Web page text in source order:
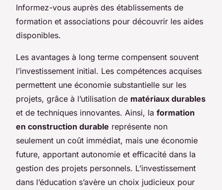
Informez-vous auprès des établissements de
formation et associations pour découvrir les aides
disponibles.
Les avantages à long terme compensent souvent
l’investissement initial. Les compétences acquises
permettent une économie substantielle sur les
projets, grâce à l’utilisation de matériaux durables
et de techniques innovantes. Ainsi, la formation
en construction durable représente non
seulement un coût immédiat, mais une économie
future, apportant autonomie et efficacité dans la
gestion des projets personnels. L’investissement
dans l’éducation s’avère un choix judicieux pour